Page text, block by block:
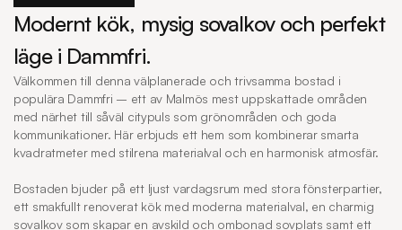
Modernt kök, mysig sovalkov och perfekt
läge i Dammfri.
Välkommen till denna välplanerade och trivsamma bostad i
populära Dammfri – ett av Malmös mest uppskattade områden
med närhet till såväl citypuls som grönområden och goda
kommunikationer. Här erbjuds ett hem som kombinerar smarta
kvadratmeter med stilrena materialval och en harmonisk atmosfär.
Bostaden bjuder på ett ljust vardagsrum med stora fönsterpartier,
ett smakfullt renoverat kök med moderna materialval, en charmig
sovalkov som skapar en avskild och ombonad sovplats samt ett